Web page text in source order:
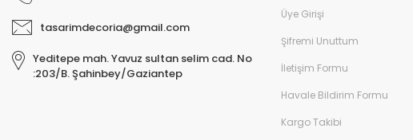
tasarimdecoria@gmail.com
Yeditepe mah. Yavuz sultan selim cad. No
:203/B. Şahinbey/Gaziantep
Üye Girişi
Şifremi Unuttum
İletişim Formu
Havale Bildirim Formu
Kargo Takibi